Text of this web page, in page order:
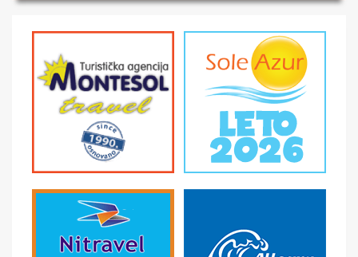
70km od Madrida. Prema legendi, osnovali su ga jevrejski
zanimljiva istorija, narodi koji su ga osvajali (Rimljani,
Vizigoti, Mavari…) ostavili su trag u sveukupnom razvoju
grada. Neke od značajnijih crkava, sinagoga i džamija,
sagrađene su upravo ovde. Španska prestonica je ostao
sve do 1561. godine, kada je slavu i značaj preuzeo
Madrid. Toledo je poznat i kao grad u kom je živeo i
stvarao čuveni slikar, vajar, arhitekta i književnik El Greko
(poreklom Grk sa Krita), krajem XVI i početkom XVII
veka…Povratak u Madrid. Noćenje.
5. dan (sreda, 4. maj) MADRID – BEOGRAD
Slobodno vreme. Transfer na aerodrom. Direktan let za
Beograd na liniji JU 575 u 21.00h. Dolazak u Beograd u